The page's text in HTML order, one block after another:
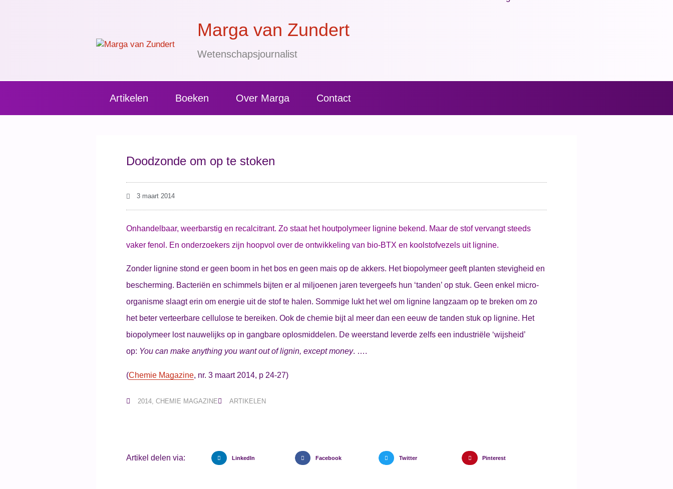
Marga van Zundert
Wetenschapsjournalist
Artikelen Boeken Over Marga Contact
Doodzonde om op te stoken
3 maart 2014
Onhandelbaar, weerbarstig en recalcitrant. Zo staat het houtpolymeer lignine bekend. Maar de stof vervangt steeds
vaker fenol. En onderzoekers zijn hoopvol over de ontwikkeling van bio-BTX en koolstofvezels uit lignine.
Zonder lignine stond er geen boom in het bos en geen mais op de akkers. Het biopolymeer geeft planten stevigheid en
bescherming. Bacteriën en schimmels bijten er al miljoenen jaren tevergeefs hun ‘tanden’ op stuk. Geen enkel micro-
organisme slaagt erin om energie uit de stof te halen. Sommige lukt het wel om lignine langzaam op te breken om zo
het beter verteerbare cellulose te bereiken. Ook de chemie bijt al meer dan een eeuw de tanden stuk op lignine. Het
biopolymeer lost nauwelijks op in gangbare oplosmiddelen. De weerstand leverde zelfs een industriële ‘wijsheid’
op: You can make anything you want out of lignin, except money. ….
(Chemie Magazine, nr. 3 maart 2014, p 24-27)
2014, CHEMIE MAGAZINE ARTIKELEN
Artikel delen via: LinkedIn Facebook Twitter Pinterest